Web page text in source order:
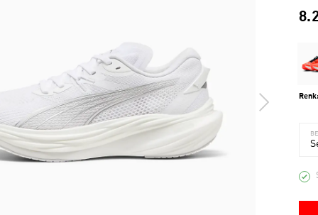
Renk: